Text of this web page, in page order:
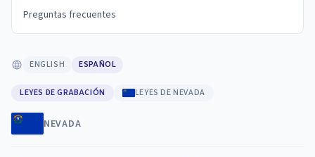
Preguntas frecuentes
ENGLISH ESPAÑOL
LEYES DE GRABACIÓN LEYES DE NEVADA
NEVADA